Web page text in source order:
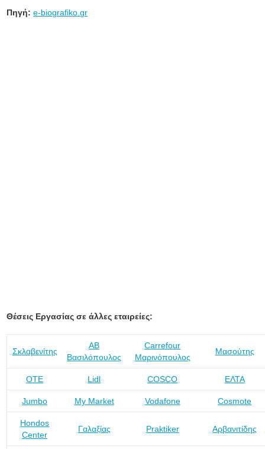
Πηγή:e-biografiko.gr
Θέσεις Εργασίας σε άλλες εταιρείες:
Σκλαβενίτης
ΑΒ
Βασιλόπουλος
Carrefour
Μαρινόπουλος
Μασούτης
ΟΤΕ Lidl COSCO ΕΛΤΑ
Jumbo My Market Vodafone Cosmote
Hondos
Center
Γαλαξίας Praktiker Αρβανιτίδης